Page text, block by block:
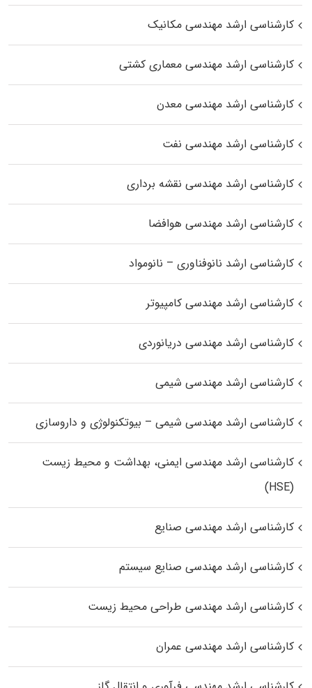
کارشناسی ارشد مهندسی مکانیک
کارشناسی ارشد مهندسی معماری کشتی
کارشناسی ارشد مهندسی معدن
کارشناسی ارشد مهندسی نفت
کارشناسی ارشد مهندسی نقشه برداری
کارشناسی ارشد مهندسی هوافضا
کارشناسی ارشد نانوفناوری – نانومواد
کارشناسی ارشد مهندسی کامپیوتر
کارشناسی ارشد مهندسی دریانوردی
کارشناسی ارشد مهندسی شیمی
کارشناسی ارشد مهندسی شیمی – بیوتکنولوژی و داروسازی
کارشناسی ارشد مهندسی ایمنی، بهداشت و محیط زیست
(HSE)
کارشناسی ارشد مهندسی صنایع
کارشناسی ارشد مهندسی صنایع سیستم
کارشناسی ارشد مهندسی طراحی محیط زیست
کارشناسی ارشد مهندسی عمران